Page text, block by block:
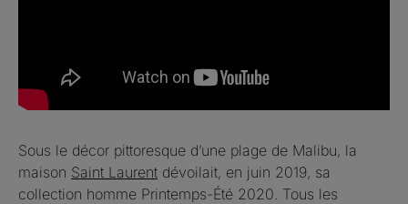
Sous le décor pittoresque d’une plage de Malibu, la
maison Saint Laurent dévoilait, en juin 2019, sa
collection homme Printemps-Été 2020. Tous les